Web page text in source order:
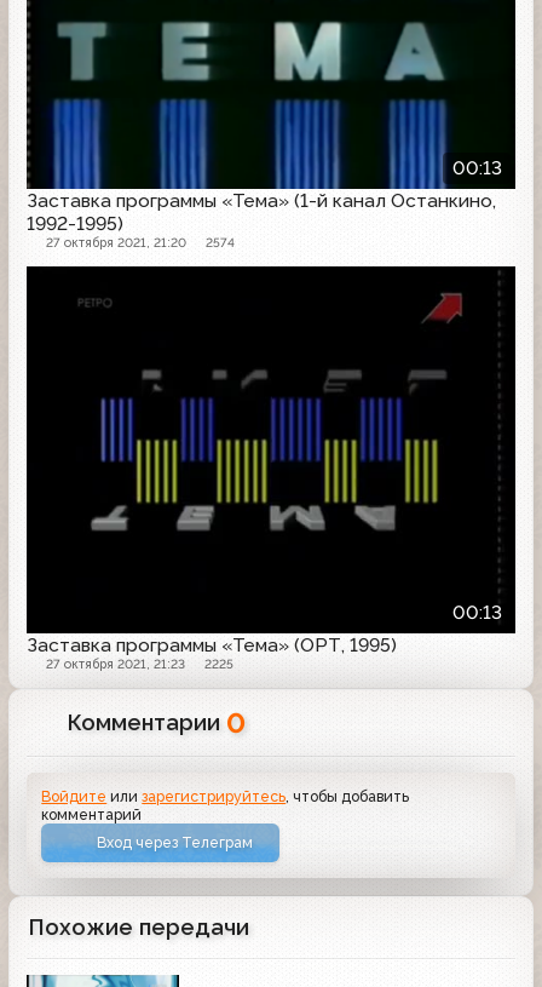
00:13
Заставка программы «Тема» (1-й канал Останкино,
1992-1995)
27 октября 2021, 21:20 2574
00:13
Заставка программы «Тема» (ОРТ, 1995)
27 октября 2021, 21:23 2225
Комментарии 0
Войдите илизарегистрируйтесь, чтобы добавить
комментарий
Вход через Телеграм
Похожие передачи